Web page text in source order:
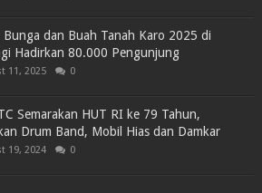
Bunga dan Buah Tanah Karo 2025 di
Hadirkan 80.000 Pengunjung
11, 2025 0
Semarakan HUT RI ke 79 Tahun,
Drum Band, Mobil Hias dan Damkar
19, 2024 0